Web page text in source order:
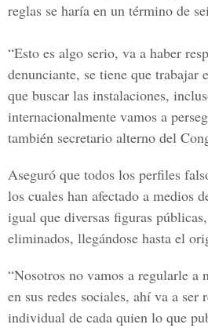
reglas se haría en un término de
“Esto es algo serio, va a haber
denunciante, se tiene que trabajar
que buscar las instalaciones,
internacionalmente vamos a
también secretario alterno del
Aseguró que todos los perfiles
los cuales han afectado a medios
igual que diversas figuras
eliminados, llegándose hasta el
“Nosotros no vamos a regularle a
en sus redes sociales, ahí va a ser
individual de cada quien lo que